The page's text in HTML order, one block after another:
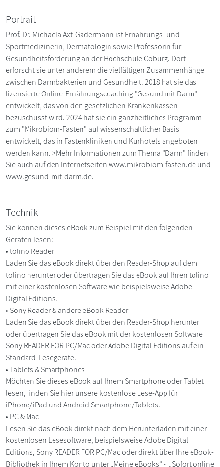
Portrait
Prof. Dr. Michaela Axt-Gadermann ist Ernährungs- und
Sportmedizinerin, Dermatologin sowie Professorin für
Gesundheitsförderung an der Hochschule Coburg. Dort
erforscht sie unter anderem die vielfältigen Zusammenhänge
zwischen Darmbakterien und Gesundheit. 2018 hat sie das
lizensierte Online-Ernährungscoaching "Gesund mit Darm"
entwickelt, das von den gesetzlichen Krankenkassen
bezuschusst wird. 2024 hat sie ein ganzheitliches Programm
zum "Mikrobiom-Fasten" auf wissenschaftlicher Basis
entwickelt, das in Fastenkliniken und Kurhotels angeboten
werden kann. >Mehr Informationen zum Thema "Darm" finden
Sie auch auf den Internetseiten www.mikrobiom-fasten.de und
www.gesund-mit-darm.de.
Technik
Sie können dieses eBook zum Beispiel mit den folgenden
Geräten lesen:
• tolino Reader
Laden Sie das eBook direkt über den Reader-Shop auf dem
tolino herunter oder übertragen Sie das eBook auf Ihren tolino
mit einer kostenlosen Software wie beispielsweise Adobe
Digital Editions.
• Sony Reader & andere eBook Reader
Laden Sie das eBook direkt über den Reader-Shop herunter
oder übertragen Sie das eBook mit der kostenlosen Software
Sony READER FOR PC/Mac oder Adobe Digital Editions auf ein
Standard-Lesegeräte.
• Tablets & Smartphones
Möchten Sie dieses eBook auf Ihrem Smartphone oder Tablet
lesen, finden Sie hier unsere kostenlose Lese-App für
iPhone/iPad und Android Smartphone/Tablets.
• PC & Mac
Lesen Sie das eBook direkt nach dem Herunterladen mit einer
kostenlosen Lesesoftware, beispielsweise Adobe Digital
Editions, Sony READER FOR PC/Mac oder direkt über Ihre eBook-
Bibliothek in Ihrem Konto unter „Meine eBooks“ - „Sofort online